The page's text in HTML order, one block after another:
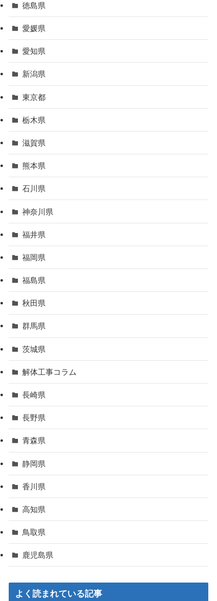
徳島県
愛媛県
愛知県
新潟県
東京都
栃木県
滋賀県
熊本県
石川県
神奈川県
福井県
福岡県
福島県
秋田県
群馬県
茨城県
解体工事コラム
長崎県
長野県
青森県
静岡県
香川県
高知県
鳥取県
鹿児島県
よく読まれている記事